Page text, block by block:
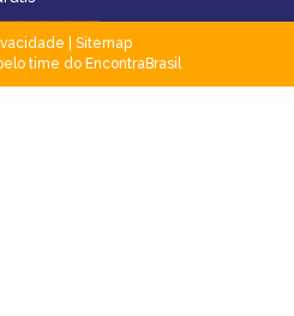
Sitemap
time do EncontraBrasil